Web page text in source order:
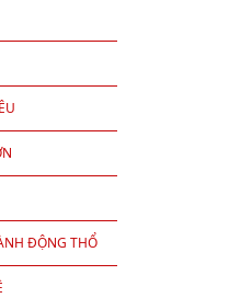
ĐỘNG THỔ